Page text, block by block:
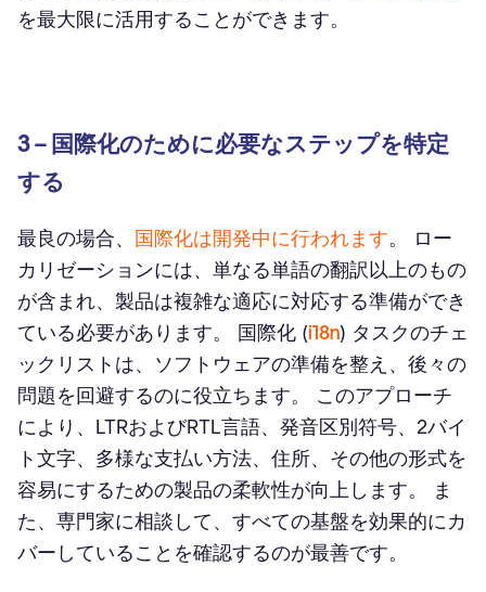
を最大限に活用することができます。
3 – 国際化のために必要なステップを特定
する
最良の場合、 国際化は開発中に行われます。 ロー
カリゼーションには、単なる単語の翻訳以上のもの
が含まれ、製品は複雑な適応に対応する準備ができ
ている必要があります。 国際化 (i18n) タスクのチェ
ックリストは、ソフトウェアの準備を整え、後々の
問題を回避するのに役立ちます。 このアプローチ
により、LTRおよびRTL言語、発音区別符号、2バイ
ト文字、多様な支払い方法、住所、その他の形式を
容易にするための製品の柔軟性が向上します。 ま
た、専門家に相談して、すべての基盤を効果的にカ
バーしていることを確認するのが最善です。